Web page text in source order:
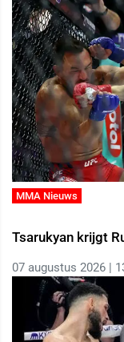
MMA Nieuws
Tsarukyan krijgt
07 augustus 2026 |